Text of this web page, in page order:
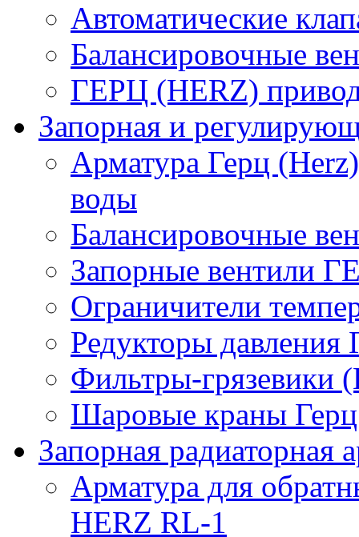
Автоматические
Балансировочные
ГЕРЦ (HERZ)
Запорная и
Арматура Герц
воды
Балансировочные
Запорные вентили
Ограничители
Редукторы
Фильтры-грязевики
Шаровые краны
Запорная радиаторная
Арматура для
HERZ RL-1